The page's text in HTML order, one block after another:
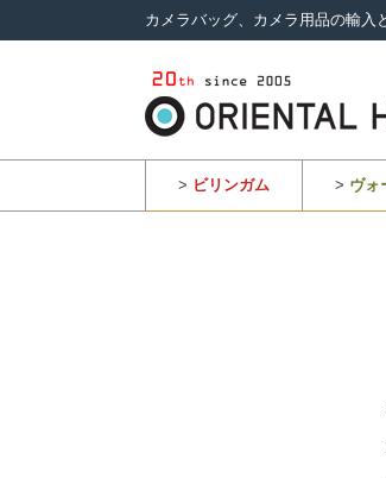
カメラバッグ、カメラ用品の輸入
> ビリンガム > ヴォ